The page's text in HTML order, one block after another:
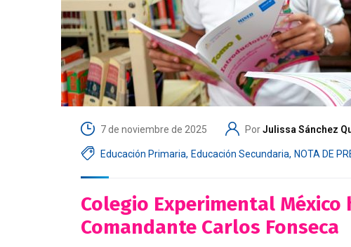
7 de noviembre de 2025 PorJulissa Sánchez
Educación Primaria, Educación Secundaria, NOTA DE
Colegio Experimental
Comandante Carlos Fonseca